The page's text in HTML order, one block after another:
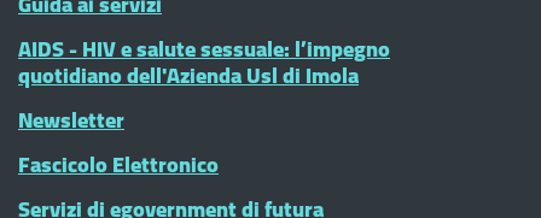
AIDS - HIV e salute sessuale: l’impegno
quotidiano dell'Azienda Usl di Imola
Newsletter
Fascicolo Elettronico
Servizi di egovernment di futura